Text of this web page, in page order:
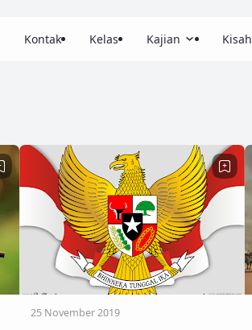
Kontak Kelas Kajian Kisah
25 November 2019